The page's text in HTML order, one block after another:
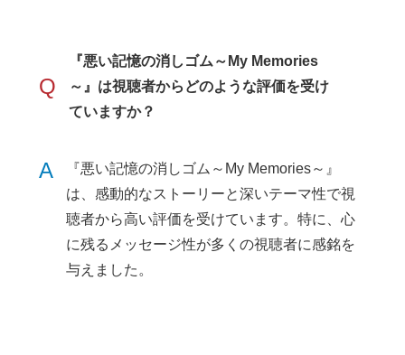
Q
『悪い記憶の消しゴム～My Memories
～』は視聴者からどのような評価を受け
ていますか？
A
『悪い記憶の消しゴム～My Memories～』
は、感動的なストーリーと深いテーマ性で視
聴者から高い評価を受けています。特に、心
に残るメッセージ性が多くの視聴者に感銘を
与えました。